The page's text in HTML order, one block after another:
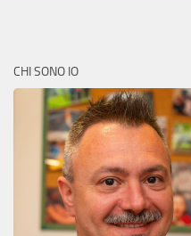
CHI SONO IO